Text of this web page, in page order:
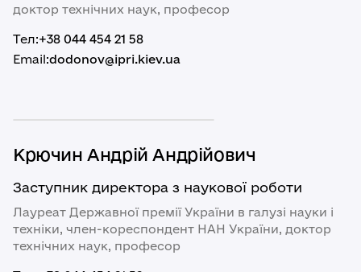
доктор технічних наук, професор
Тел:+38 044 454 21 58
Email:dodonov@ipri.kiev.ua
Крючин Андрій Андрійович
Заступник директора з наукової роботи
Лауреат Державної премії України в галузі науки і
техніки, член-кореспондент НАН України, доктор
технічних наук, професор